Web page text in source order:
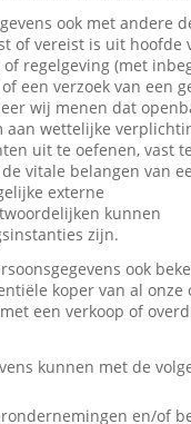
ook met andere
of vereist is uit hoofde
regelgeving (met
een verzoek van een
wij menen dat
aan wettelijke
uit te oefenen, vast
vitale belangen van
externe
kunnen
zijn.
ook
koper van al onze
een verkoop of
kunnen met de
en/of